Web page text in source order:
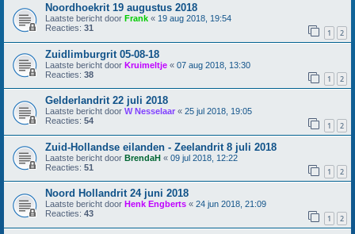
Noordhoekrit 19 augustus 2018
Laatste bericht door Frank « 19 aug 2018, 19:54
Reacties: 31 1 2
Zuidlimburgrit 05-08-18
Laatste bericht door Kruimeltje « 07 aug 2018, 13:30
Reacties: 38 1 2
Gelderlandrit 22 juli 2018
Laatste bericht door W Nesselaar « 25 jul 2018, 19:05
Reacties: 54 1 2
Zuid-Hollandse eilanden - Zeelandrit 8 juli 2018
Laatste bericht door BrendaH « 09 jul 2018, 12:22
Reacties: 51 1 2
Noord Hollandrit 24 juni 2018
Laatste bericht door Henk Engberts « 24 jun 2018, 21:09
Reacties: 43 1 2